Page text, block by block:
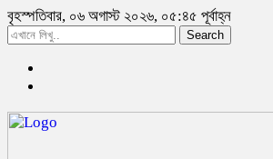
বৃহস্পতিবার, ০৬ অগাস্ট ২০২৬, ০৫:৪৫ পূর্বাহ্ন
Search